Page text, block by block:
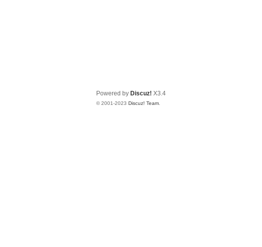
Powered by Discuz! X3.4
© 2001-2023 Discuz! Team